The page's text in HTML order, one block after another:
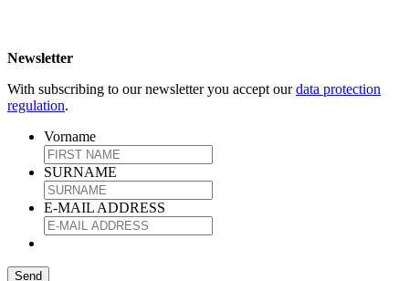
Newsletter
With subscribing to our newsletter you accept ourdata protection
regulation.
Vorname
SURNAME
E-MAIL ADDRESS